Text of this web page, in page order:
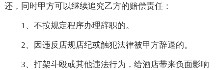
还，同时甲方可以继续追究乙方的赔偿责任：
1、不按规定程序办理辞职的。
2、因违反店规店纪或触犯法律被甲方辞退的。
3、打架斗殴或其他违法行为，给酒店带来负面影响